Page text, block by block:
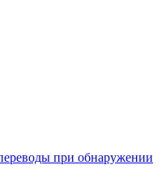
при обнаружении